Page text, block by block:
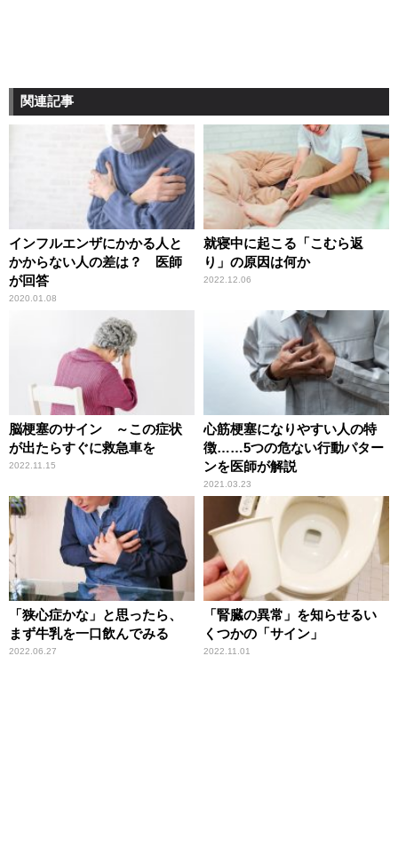
関連記事
インフルエンザにかかる人と
かからない人の差は？ 医師
が回答
2020.01.08
就寝中に起こる「こむら返
り」の原因は何か
2022.12.06
脳梗塞のサイン ～この症状
が出たらすぐに救急車を
2022.11.15
心筋梗塞になりやすい人の特
徴……5つの危ない行動パター
ンを医師が解説
2021.03.23
「狭心症かな」と思ったら、
まず牛乳を一口飲んでみる
2022.06.27
「腎臓の異常」を知らせるい
くつかの「サイン」
2022.11.01